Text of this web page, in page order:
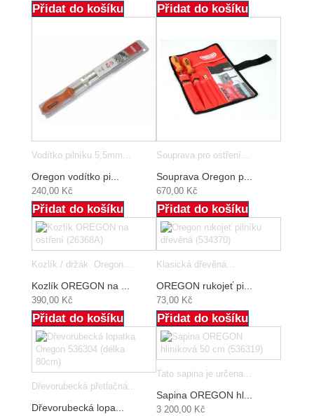
Přidat do košíku Přidat do košíku
Vodítko pilníku 5,5mm...
Oregon vodítko pi...
240,00 Kč
Přidat do košíku
Souprava pro ostření...
Souprava Oregon p...
670,00 Kč
Přidat do košíku
Kozlík / držák Oregon...
Kozlík OREGON na ...
390,00 Kč
Přidat do košíku
Klasická dřevěná...
OREGON rukojeť pi...
73,00 Kč
Přidat do košíku
Dřevorubecká přetlačná...
Dřevorubecká lopa...
Tato sapina je určena...
Sapina OREGON hl...
3 200,00 Kč